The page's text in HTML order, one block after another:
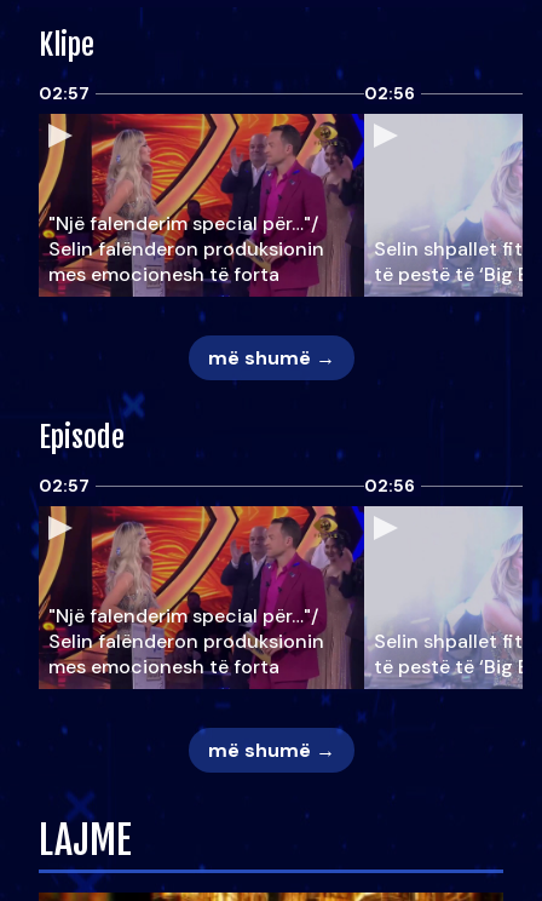
Klipe
02:57
"Një falenderim special për…"/
Selin falënderon produksionin
mes emocionesh të forta
02:56
Selin shpallet
të pestë të ‘Big
më shumë →
Episode
02:57
"Një falenderim special për…"/
Selin falënderon produksionin
mes emocionesh të forta
02:56
Selin shpallet
të pestë të ‘Big
më shumë →
LAJME